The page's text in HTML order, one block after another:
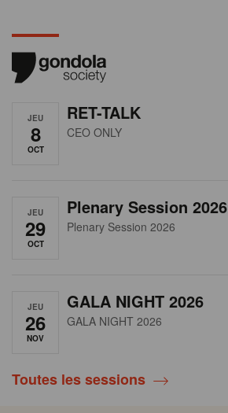
JEU
8
OCT
RET-TALK
CEO ONLY
JEU
29
OCT
Plenary Session 2026
Plenary Session 2026
JEU
26
NOV
GALA NIGHT 2026
GALA NIGHT 2026
Toutes les sessions